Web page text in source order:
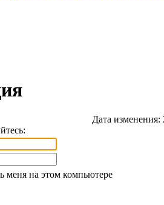
Дата изменения:
меня на этом компьютере